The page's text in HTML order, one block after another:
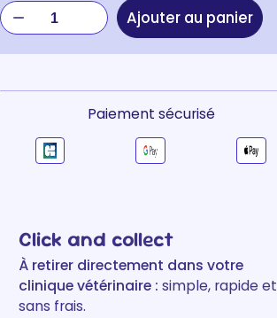
quantité
de
Os
mâcher
Delight
Ajouter au panier
Paiement sécurisé
Click and collect
À retirer directement dans votre
clinique vétérinaire : simple, rapide et
sans frais.